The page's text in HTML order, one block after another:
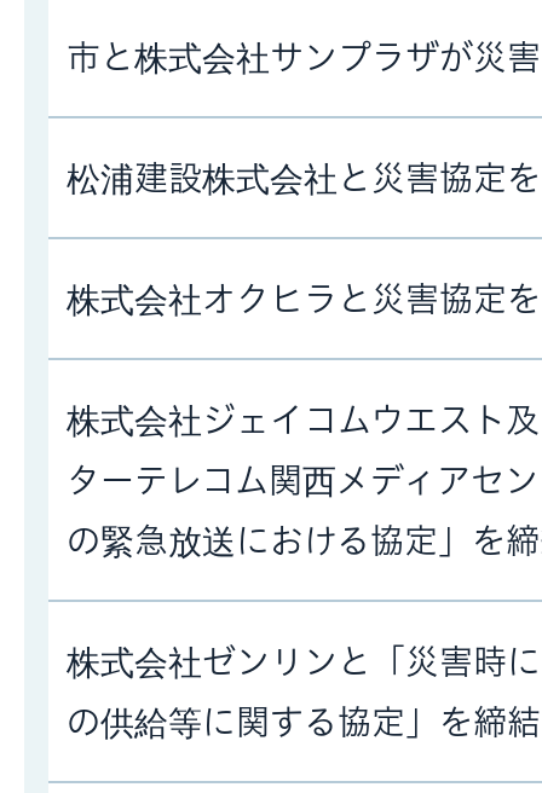
市と株式会社サンプラザが災
松浦建設株式会社と災害協定
株式会社オクヒラと災害協定
株式会社ジェイコムウエスト
ターテレコム関西メディアセ
の緊急放送における協定」を
株式会社ゼンリンと「災害時
の供給等に関する協定」を締結